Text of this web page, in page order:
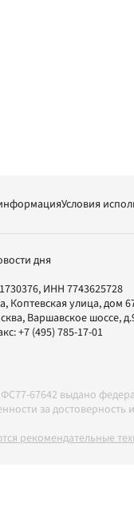
Условия
дня
ИНН 7743625728
Коптевская улица, дом
, Варшавское шоссе,
+7 (495) 785-17-01
67642 выдано
за
рекомендательные